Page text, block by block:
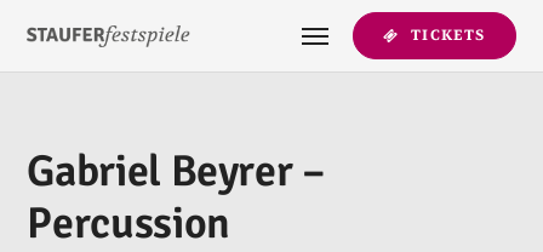
TICKETS
Gabriel Beyrer –
Percussion